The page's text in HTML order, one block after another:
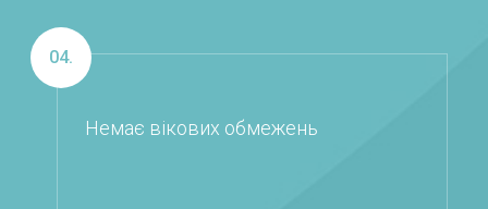
04.
Немає вікових обмежень